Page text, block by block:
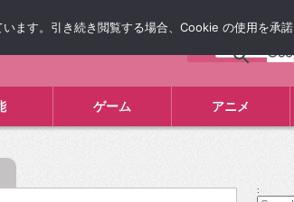
ゲーム アニメ
:
ます。引き続き閲覧する場合、Cookie の使用を承諾